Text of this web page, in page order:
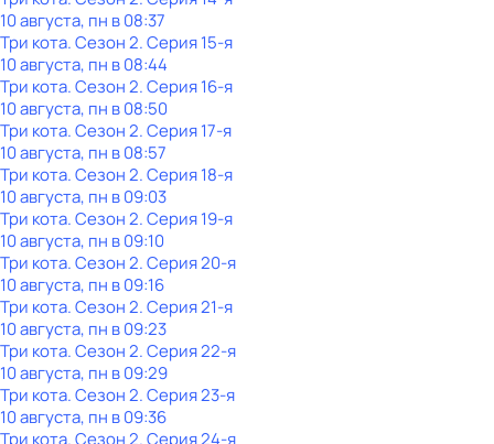
10 августа, пн в 08:37
Три кота. Сезон 2. Серия 15-я
10 августа, пн в 08:44
Три кота. Сезон 2. Серия 16-я
10 августа, пн в 08:50
Три кота. Сезон 2. Серия 17-я
10 августа, пн в 08:57
Три кота. Сезон 2. Серия 18-я
10 августа, пн в 09:03
Три кота. Сезон 2. Серия 19-я
10 августа, пн в 09:10
Три кота. Сезон 2. Серия 20-я
10 августа, пн в 09:16
Три кота. Сезон 2. Серия 21-я
10 августа, пн в 09:23
Три кота. Сезон 2. Серия 22-я
10 августа, пн в 09:29
Три кота. Сезон 2. Серия 23-я
10 августа, пн в 09:36
Три кота. Сезон 2. Серия 24-я